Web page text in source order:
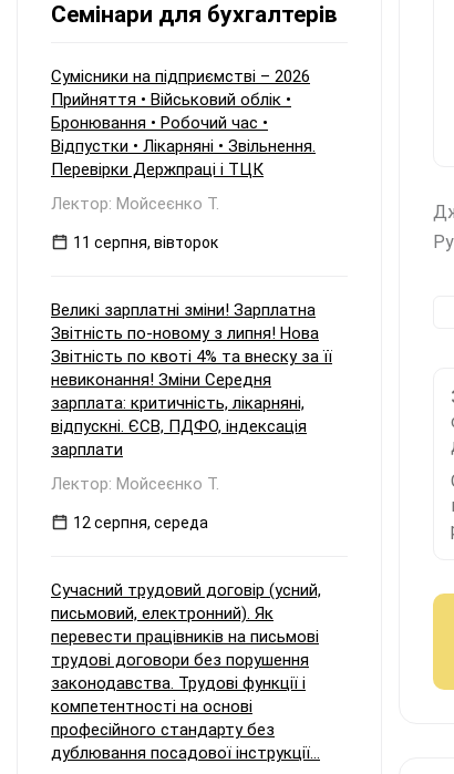
Семінари для бухгалтерів
Сумісники на підприємстві – 2026
Прийняття • Військовий облік •
Бронювання • Робочий час •
Відпустки • Лікарняні • Звільнення.
Перевірки Держпраці і ТЦК
Лектор: Мойсеєнко Т.
11 серпня, вівторок
Великі зарплатні зміни! Зарплатна
Звітність по-новому з липня! Нова
Звітність по квоті 4% та внеску за її
невиконання! Зміни Середня
зарплата: критичність, лікарняні,
відпускні. ЄСВ, ПДФО, індексація
зарплати
Лектор: Мойсеєнко Т.
12 серпня, середа
Сучасний трудовий договір (усний,
письмовий, електронний). Як
перевести працівників на письмові
трудові договори без порушення
законодавства. Трудові функції і
компетентності на основі
професійного стандарту без
дублювання посадової інструкції...